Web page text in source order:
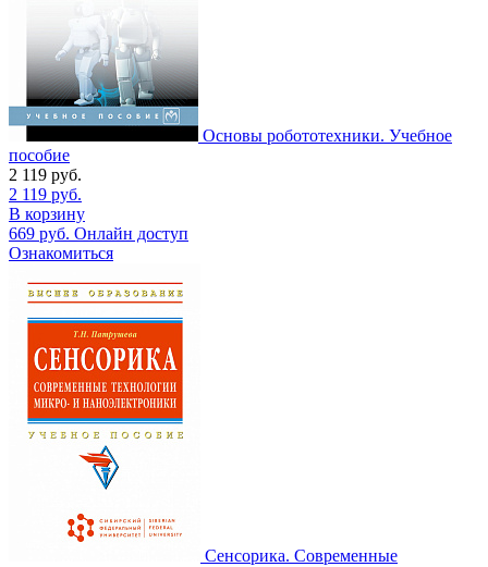
Основы робототехники. Учебное
пособие
2 119 руб.
2 119 руб.
В корзину
669 руб. Онлайн доступ
Ознакомиться
Сенсорика. Современные